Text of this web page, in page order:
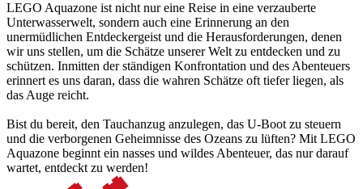
LEGO Aquazone ist nicht nur eine Reise in eine verzauberte
Unterwasserwelt, sondern auch eine Erinnerung an den
unermüdlichen Entdeckergeist und die Herausforderungen, denen
wir uns stellen, um die Schätze unserer Welt zu entdecken und zu
schützen. Inmitten der ständigen Konfrontation und des Abenteuers
erinnert es uns daran, dass die wahren Schätze oft tiefer liegen, als
das Auge reicht.
Bist du bereit, den Tauchanzug anzulegen, das U-Boot zu steuern
und die verborgenen Geheimnisse des Ozeans zu lüften? Mit LEGO
Aquazone beginnt ein nasses und wildes Abenteuer, das nur darauf
wartet, entdeckt zu werden!